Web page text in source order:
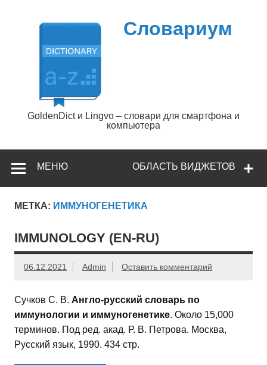
содержимому
Словариум
GoldenDict и Lingvo – словари для смартфона и
компьютера
ОБЛАСТЬ ВИДЖЕТОВ
МЕНЮ
МЕТКА: ИММУНОГЕНЕТИКА
IMMUNOLOGY (EN-RU)
06.12.2021 Admin Оставить комментарий
Сучков С. В. Англо-русский словарь по
иммунологии и иммуногенетике. Около 15,000
терминов. Под ред. акад. Р. В. Петрова. Москва,
Русский язык, 1990. 434 стр.